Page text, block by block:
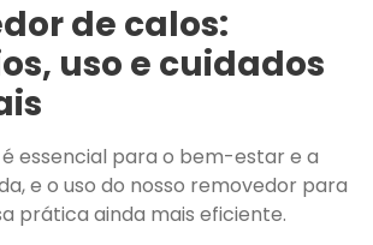
de calos:
uso e cuidados
essencial para o bem-estar e a
e o uso do nosso removedor para
prática ainda mais eficiente.